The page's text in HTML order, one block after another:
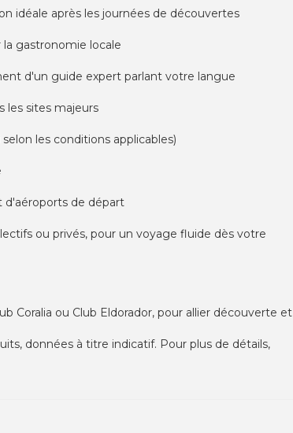
idéale après les journées de découvertes
gastronomie locale
d'un guide expert parlant votre langue
les sites majeurs
les conditions applicables)
d'aéroports de départ
ou privés, pour un voyage fluide dès votre
Coralia ou Club Eldorador, pour allier découverte et
données à titre indicatif. Pour plus de détails,